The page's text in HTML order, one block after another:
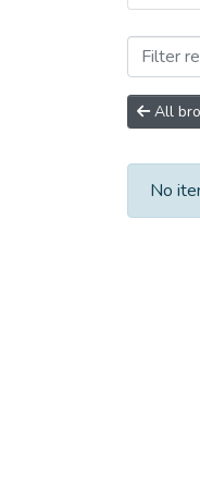
All
No